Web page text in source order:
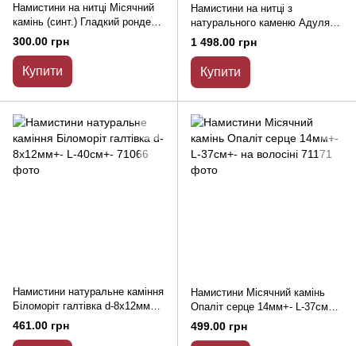
Намистини на нитці Місячний
камінь (синт.) Гладкий рондель
d-6х4мм + - L-39см + -
300.00 грн
Купити
Намистини на нитці з
натурального каменю Адуляр
гладка кулька d-10мм + - L-
1 498.00 грн
Купити
Намистини натуральне каміння
Біломоріт галтівка d-8х12мм+-
L-40см+-
461.00 грн
Намистини Місячний камінь
Опаліт серце 14мм+- L-37см+-
на волосіні
499.00 грн